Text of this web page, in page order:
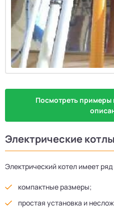
Посмотреть примеры
Электрические котлы
Электрический котел имеет
компактные размеры;
простая установка и